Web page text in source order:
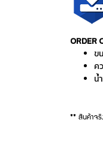
ORDER
ข
ค
น้
** สินค้าจริ